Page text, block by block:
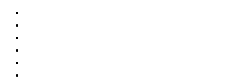
Zum
Inhalt
springen